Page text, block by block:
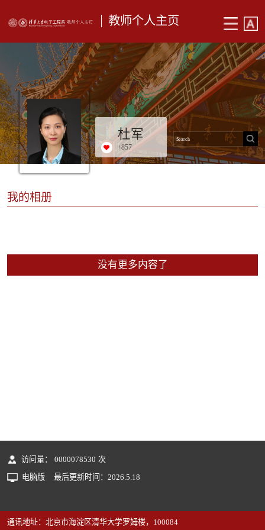
教师个人主页
杜军
+857
我的相册
没有更多内容了
访问量： 0000078530 次
电脑版
最后更新时间： 2026 5 18
通讯地址：北京市海淀区清华大学罗姆楼，100084